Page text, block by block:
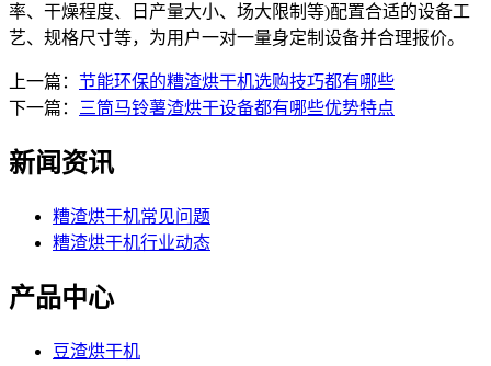
率、干燥程度、日产量大小、场大限制等)配置合适的设备工
艺、规格尺寸等，为用户一对一量身定制设备并合理报价。
上一篇： 节能环保的糟渣烘干机选购技巧都有哪些
下一篇：
三筒马铃薯渣烘干设备都有哪些优势特点
新闻资讯
糟渣烘干机常见问题
糟渣烘干机行业动态
产品中心
豆渣烘干机